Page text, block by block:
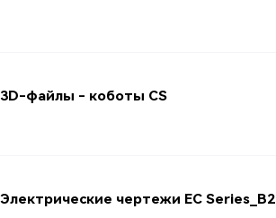
3D-файлы - коботы CS
Электрические чертежи EC Series_B2